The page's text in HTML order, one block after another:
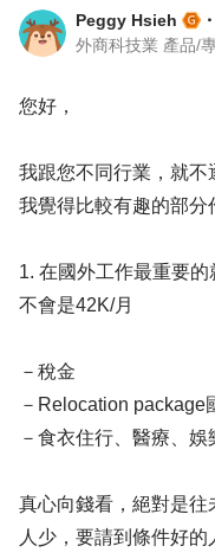
Peggy Hsieh ・
外商科技業 產品/
您好，
我跟您不同行業，就不
我覺得比較有趣的部分
1. 在國外工作最重要
不會是42K/月
－稅金
－Relocation package
－食衣住行、醫療、
真心向錢看，絕對是
人少，要請到條件好